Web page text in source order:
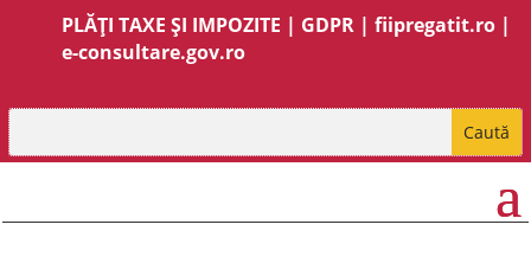
PLĂȚI TAXE ȘI IMPOZITE | GDPR |fiipregatit.ro |
e-consultare.gov.ro